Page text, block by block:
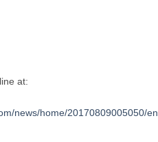
at:
news/home/20170809005050/en